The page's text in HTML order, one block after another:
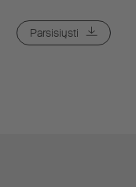
Parsisiųsti